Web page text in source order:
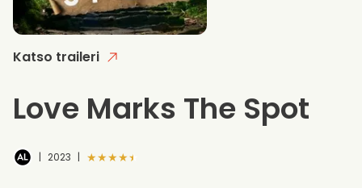
Katso traileri
Love Marks The Spot
| 2023 | ★★★★★